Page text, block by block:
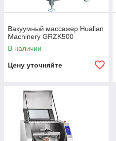
Вакуумный массажер Hualian
Machinery GRZK500
В наличии
Цену уточняйте